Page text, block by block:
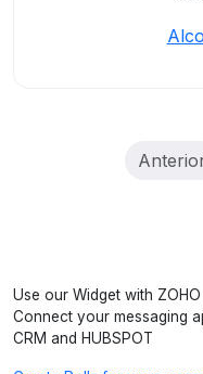
Use our Widget with ZOHO
Connect your messaging
CRM and HUBSPOT